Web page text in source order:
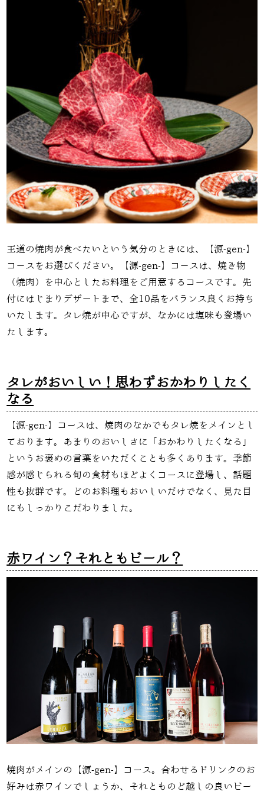
王道の焼肉が食べたいという気分のときには、【源-gen-】
コースをお選びください。【源-gen-】コースは、焼き物
（焼肉）を中心としたお料理をご用意するコースです。先
付にはじまりデザートまで、全10品をバランス良くお持ち
いたします。タレ焼が中心ですが、なかには塩味も登場い
たします。
タレがおいしい！思わずおかわりしたく
なる
【源-gen-】コースは、焼肉のなかでもタレ焼をメインとし
ております。あまりのおいしさに「おかわりしたくなる」
というお褒めの言葉をいただくことも多くあります。季節
感が感じられる旬の食材もほどよくコースに登場し、話題
性も抜群です。どのお料理もおいしいだけでなく、見た目
にもしっかりこだわりました。
赤ワイン？それともビール？
焼肉がメインの【源-gen-】コース。合わせるドリンクのお
好みは赤ワインでしょうか、それとものど越しの良いビー